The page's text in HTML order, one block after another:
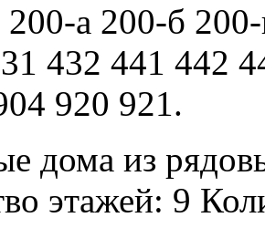
а 200-б
432 441 442
920 921.
дома из
этажей: 9